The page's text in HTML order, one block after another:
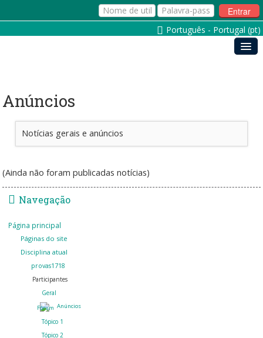
Entrar
Português - Portugal ‎(pt)‎
Anúncios
Notícias gerais e anúncios
(Ainda não foram publicadas notícias)
Navegação
Página principal
Páginas do site
Disciplina atual
provas1718
Participantes
Geral
Anúncios
Tópico 1
Tópico 2